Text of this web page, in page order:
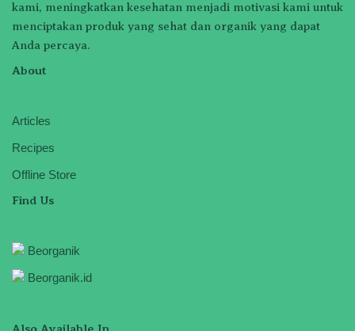
kami, meningkatkan kesehatan menjadi motivasi kami untuk
menciptakan produk yang sehat dan organik yang dapat
Anda percaya.
About
Articles
Recipes
Offline Store
Find Us
Beorganik
Beorganik.id